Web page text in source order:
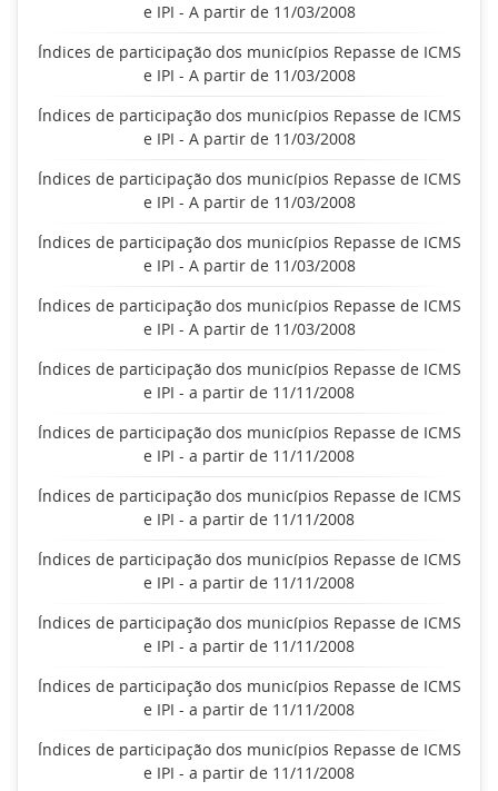
e IPI - A partir de 11/03/2008
Índices de participação dos municípios Repasse de ICMS
e IPI - A partir de 11/03/2008
Índices de participação dos municípios Repasse de ICMS
e IPI - A partir de 11/03/2008
Índices de participação dos municípios Repasse de ICMS
e IPI - A partir de 11/03/2008
Índices de participação dos municípios Repasse de ICMS
e IPI - A partir de 11/03/2008
Índices de participação dos municípios Repasse de ICMS
e IPI - A partir de 11/03/2008
Índices de participação dos municípios Repasse de ICMS
e IPI - a partir de 11/11/2008
Índices de participação dos municípios Repasse de ICMS
e IPI - a partir de 11/11/2008
Índices de participação dos municípios Repasse de ICMS
e IPI - a partir de 11/11/2008
Índices de participação dos municípios Repasse de ICMS
e IPI - a partir de 11/11/2008
Índices de participação dos municípios Repasse de ICMS
e IPI - a partir de 11/11/2008
Índices de participação dos municípios Repasse de ICMS
e IPI - a partir de 11/11/2008
Índices de participação dos municípios Repasse de ICMS
e IPI - a partir de 11/11/2008